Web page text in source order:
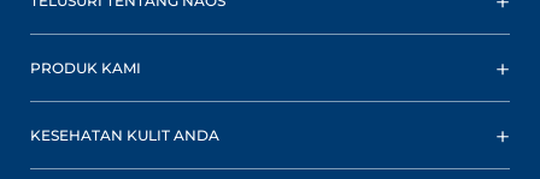
PRODUK KAMI
KESEHATAN KULIT ANDA